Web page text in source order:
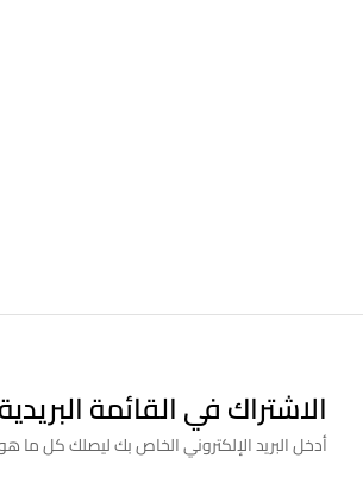
الاشتراك في القائمة البريدية
أدخل البريد الإلكتروني الخاص بك ليصلك كل